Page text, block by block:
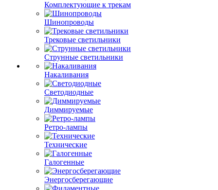
Комплектующие к трекам
Шинопроводы
Трековые светильники
Струнные светильники
Накаливания
Светодиодные
Диммируемые
Ретро-лампы
Технические
Галогенные
Энергосберегающие